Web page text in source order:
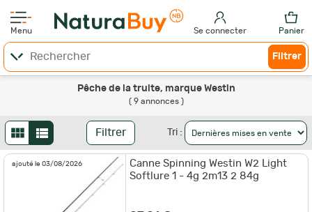
Menu Se connecter Panier
Filtrer
Pêche de la truite, marque Westin
( 9 annonces )
Filtrer Tri :
ajouté le 03/08/2026
Canne Spinning Westin W2 Light
Softlure 1 - 4g 2m13 2 84g